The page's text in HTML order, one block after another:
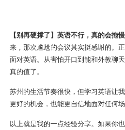
【别再硬撑了】英语不行，真的会拖
来，那次尴尬的会议其实挺感谢的。
面对英语。从害怕开口到能和外教聊
真的值了。
苏州的生活节奏很快，但学习英语让
更好的机会，也能更自信地面对任何场
以上就是我的一点经验分享。如果你